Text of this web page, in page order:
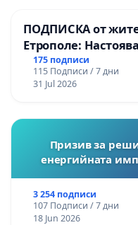
ПОДПИСКА от
Етрополе:
“Елаците-МЕД” АД
изпълнят всички
175 подписи
115 Подписи / 7 дни
31 Jul 2026
Призив за
енергийната
3 254 подписи
107 Подписи / 7 дни
18 Jun 2026